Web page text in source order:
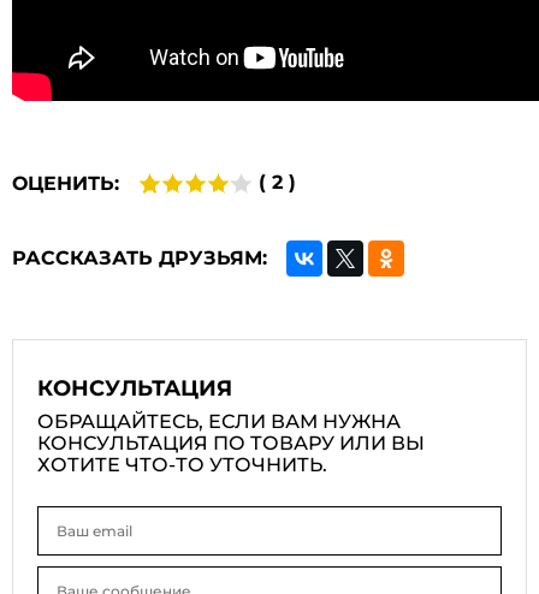
ОЦЕНИТЬ: ( 2 )
РАССКАЗАТЬ ДРУЗЬЯМ:
КОНСУЛЬТАЦИЯ
ОБРАЩАЙТЕСЬ, ЕСЛИ ВАМ НУЖНА
КОНСУЛЬТАЦИЯ ПО ТОВАРУ ИЛИ ВЫ
ХОТИТЕ ЧТО-ТО УТОЧНИТЬ.